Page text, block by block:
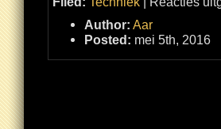
Author: Aar
Posted: mei 5th, 2016